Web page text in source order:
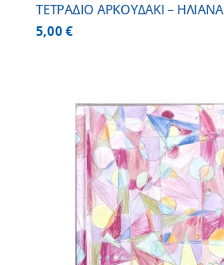
ΤΕΤΡΑΔΙΟ ΑΡΚΟΥΔΑΚΙ – ΗΛΙΑΝΑ
5,00€